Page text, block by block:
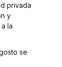
privada
y
la
se